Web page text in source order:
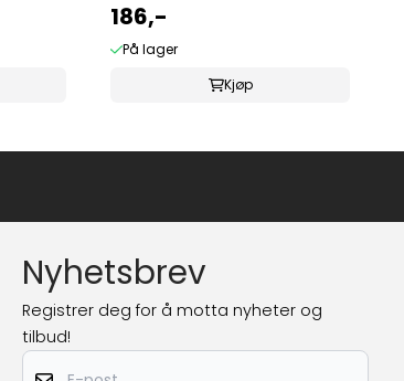
186,-
På lager
Kjøp
Nyhetsbrev
Registrer deg for å motta nyheter og
tilbud!
E-post